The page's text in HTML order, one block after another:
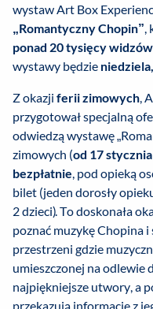
wystaw Art Box
„Romantyczny Chopin”,
ponad 20 tysięcy widzów
wystawy będzie
Z okazji ferii zimowych,
przygotował specjalną
odwiedzą wystawę
zimowych (od 17
bezpłatnie, pod opieką
bilet (jeden dorosły
2 dzieci). To doskonała
poznać muzykę Chopina
przestrzeni gdzie
umieszczonej na odlewie
najpiękniejsze utwory, a
przekazują informacje z